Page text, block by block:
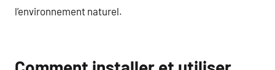
l’environnement naturel.